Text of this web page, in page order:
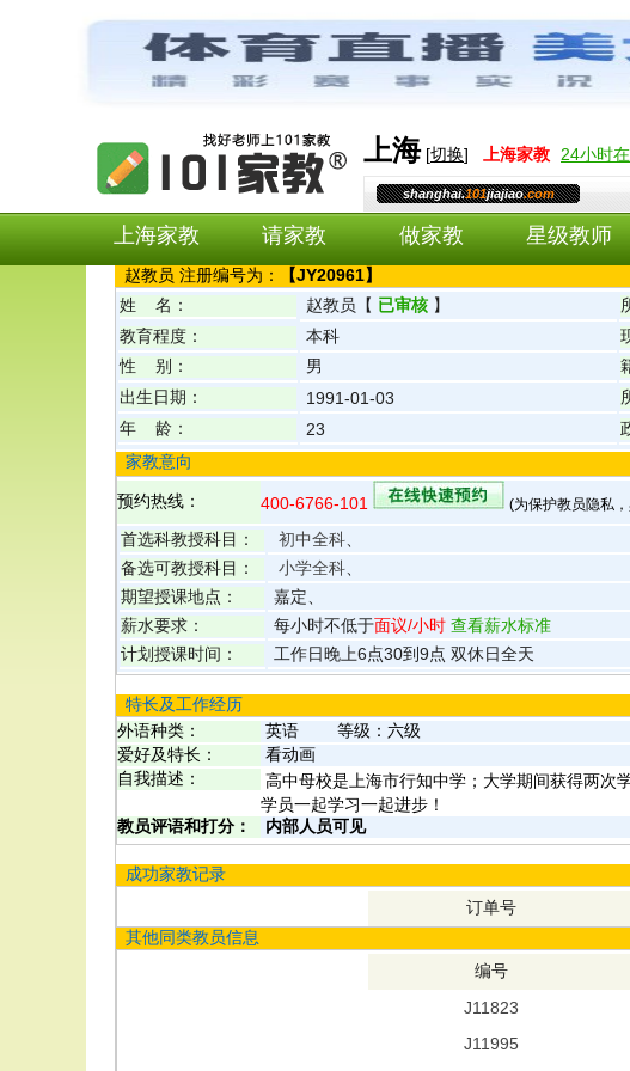
上海[切换] 上海家教 24小时
shanghai.101jiajiao.com
上海家教 请家教 做家教 星级教师
赵教员 注册编号为： 【JY20961】
姓 名：
赵教员 【 已审核 】
教育程度：
本科
性 别：
男
出生日期：
1991-01-03
年 龄：
23
家教意向
预约热线： 400-6766-101 (为保护教员隐私
首选科教授科目： 初中全科
备选可教授科目：
小学全科
期望授课地点：
嘉定、
薪水要求：
每小时不低于面议/小时 查看薪水标准
计划授课时间：
工作日晚上6点30到9点 双休日全天
特长及工作经历
外语种类：
英语 等级： 六级
爱好及特长：
看动画
自我描述：
高中母校是上海市行知中学；大学期间获得两次
学员一起学习一起进步！
教员评语和打分：
内部人员可见
成功家教记录
订单号
其他同类教员信息
编号
J11823
J11995